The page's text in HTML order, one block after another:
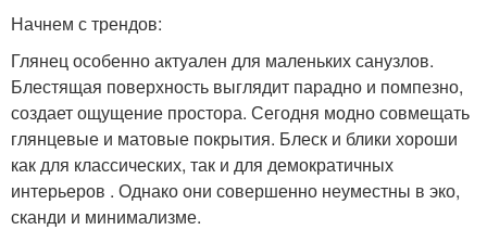
Начнем с трендов:
Глянец особенно актуален для маленьких санузлов.
Блестящая поверхность выглядит парадно и помпезно,
создает ощущение простора. Сегодня модно совмещать
глянцевые и матовые покрытия. Блеск и блики хороши
как для классических, так и для демократичных
интерьеров . Однако они совершенно неуместны в эко,
сканди и минимализме.